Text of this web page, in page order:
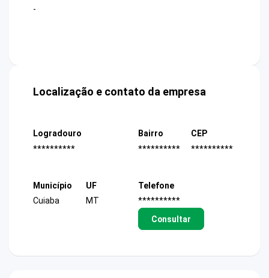
-
Localização e contato da empresa
Logradouro
**********
Bairro
**********
CEP
**********
Município
Cuiaba
UF
MT
Telefone
**********
Consultar